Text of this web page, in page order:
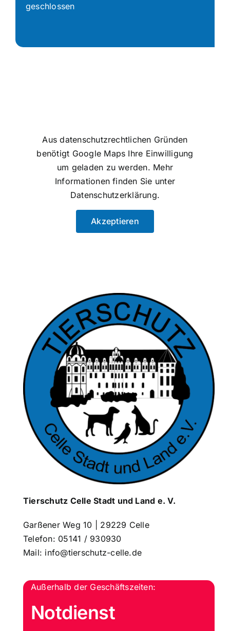
geschlossen
Aus datenschutzrechtlichen Gründen
benötigt Google Maps Ihre Einwilligung
um geladen zu werden. Mehr
Informationen finden Sie unter
Datenschutzerklärung.
Akzeptieren
Tierschutz CelleStadt und Land e. V.
Garßener Weg 10 | 29229 Celle
Telefon: 05141 / 930930
Mail: info@tierschutz-celle.de
Außerhalb der Geschäftszeiten:
Notdienst